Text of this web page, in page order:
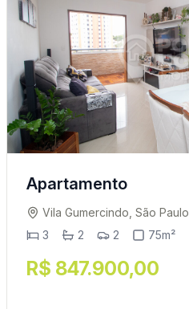
Apartamento
Vila Gumercindo, São Paulo
3
2 2 75m²
R$ 847.900,00